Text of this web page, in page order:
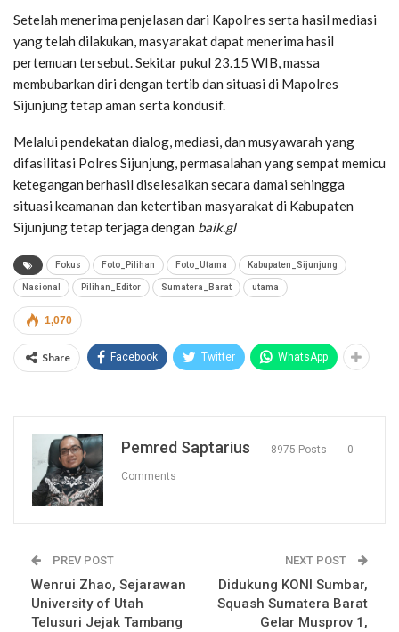
Setelah menerima penjelasan dari Kapolres serta hasil mediasi
yang telah dilakukan, masyarakat dapat menerima hasil
pertemuan tersebut. Sekitar pukul 23.15 WIB, massa
membubarkan diri dengan tertib dan situasi di Mapolres
Sijunjung tetap aman serta kondusif.
Melalui pendekatan dialog, mediasi, dan musyawarah yang
difasilitasi Polres Sijunjung, permasalahan yang sempat memicu
ketegangan berhasil diselesaikan secara damai sehingga
situasi keamanan dan ketertiban masyarakat di Kabupaten
Sijunjung tetap terjaga dengan baik.gl
Fokus Foto_Pilihan Foto_Utama Kabupaten_Sijunjung
Nasional Pilihan_Editor Sumatera_Barat utama
1,070
Share Facebook Twitter WhatsApp
Pemred Saptarius 8975 Posts 0
Comments
PREV POST
Wenrui Zhao, Sejarawan
University of Utah
Telusuri Jejak Tambang
NEXT POST
Didukung KONI Sumbar,
Squash Sumatera Barat
Gelar Musprov 1,